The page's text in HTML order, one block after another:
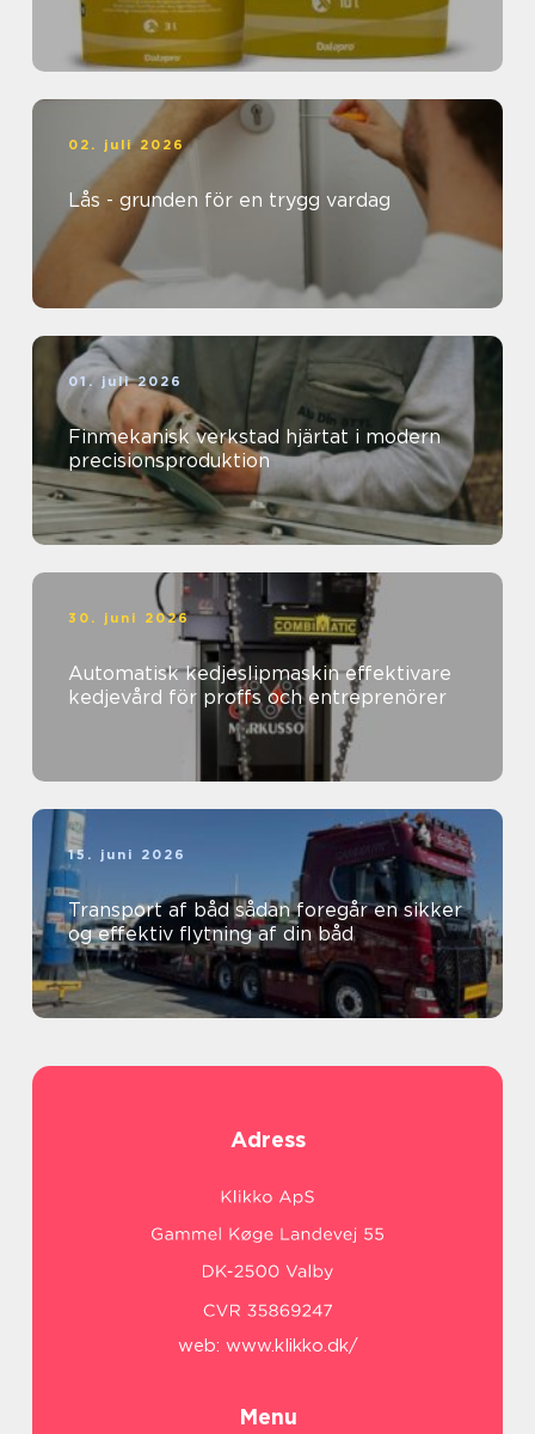
02. juli 2026
Lås - grunden för en trygg vardag
01. juli 2026
Finmekanisk verkstad hjärtat i modern
precisionsproduktion
30. juni 2026
Automatisk kedjeslipmaskin effektivare
kedjevård för proffs och entreprenörer
15. juni 2026
Transport af båd sådan foregår en sikker
og effektiv flytning af din båd
Adress
web: www.klikko.dk/
Menu